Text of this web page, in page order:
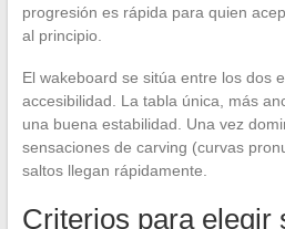
progresión es rápida para quien
al principio.
El wakeboard se sitúa entre los dos
accesibilidad. La tabla única, más
una buena estabilidad. Una vez
sensaciones de carving (curvas
saltos llegan rápidamente.
Criterios para elegir